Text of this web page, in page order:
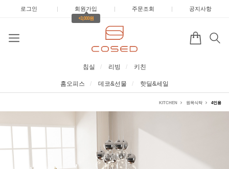
로그인 | 회원가입 |
+3,000원
주문조회 | 공지사항
침실 리빙 키친
홈오피스 데코&선물 핫딜&세일
KITCHEN 원목식탁 4인용